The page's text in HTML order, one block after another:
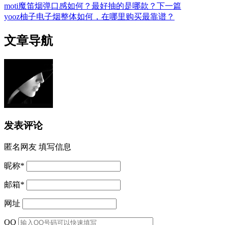
moti魔笛烟弹口感如何？最好抽的是哪款？ 下一篇
yooz柚子电子烟整体如何，在哪里购买最靠谱？
文章导航
发表评论
匿名网友 填写信息
昵称*
邮箱*
网址
QQ